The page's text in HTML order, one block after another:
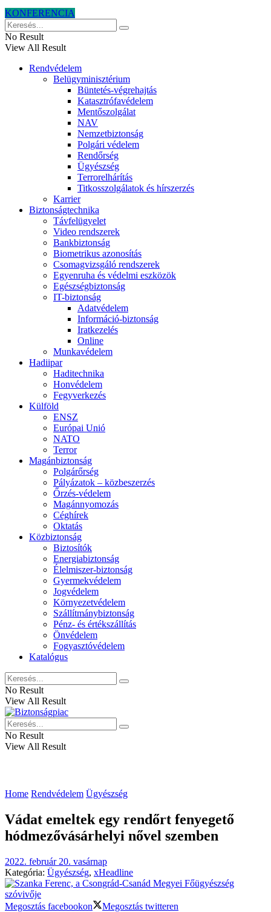
KONFERENCIA
No Result
View All Result
Rendvédelem
Belügyminisztérium
Büntetés-végrehajtás
Katasztrófavédelem
Mentőszolgálat
NAV
Nemzetbiztonság
Polgári védelem
Rendőrség
Ügyészség
Terrorelhárítás
Titkosszolgálatok és hírszerzés
Karrier
Biztonságtechnika
Távfelügyelet
Video rendszerek
Bankbiztonság
Biometrikus azonosítás
Csomagvizsgáló rendszerek
Egyenruha és védelmi eszközök
Egészségbiztonság
IT-biztonság
Adatvédelem
Információ-biztonság
Iratkezelés
Online
Munkavédelem
Hadiipar
Haditechnika
Honvédelem
Fegyverkezés
Külföld
ENSZ
Európai Unió
NATO
Terror
Magánbiztonság
Polgárőrség
Pályázatok – közbeszerzés
Őrzés-védelem
Magánnyomozás
Céghírek
Oktatás
Közbiztonság
Biztosítók
Energiabiztonság
Élelmiszer-biztonság
Gyermekvédelem
Jogvédelem
Környezetvédelem
Szállítmánybiztonság
Pénz- és értékszállítás
Önvédelem
Fogyasztóvédelem
Katalógus
No Result
View All Result
No Result
View All Result
Home Rendvédelem Ügyészség
Vádat emeltek egy rendőrt fenyegető
hódmezővásárhelyi nővel szemben
2022. február 20. vasárnap
Kategória: Ügyészség, xHeadline
Megosztás facebookon Megosztás twitteren